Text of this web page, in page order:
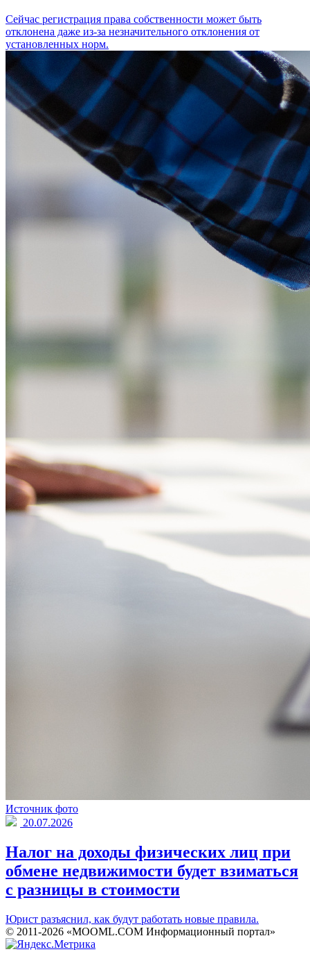
Сейчас регистрация права собственности может быть
отклонена даже из-за незначительного отклонения от
установленных норм.
Источник фото
20.07.2026
Налог на доходы физических лиц при
обмене недвижимости будет взиматься
с разницы в стоимости
Юрист разъяснил, как будут работать новые правила.
© 2011-2026 «MOOML.COM Информационный портал»